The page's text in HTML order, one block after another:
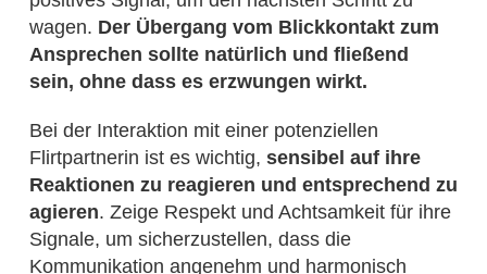
wagen. Der Übergang vom Blickkontakt zum
Ansprechen sollte natürlich und fließend
sein, ohne dass es erzwungen wirkt.
Bei der Interaktion mit einer potenziellen
Flirtpartnerin ist es wichtig, sensibel auf ihre
Reaktionen zu reagieren und entsprechend zu
agieren. Zeige Respekt und Achtsamkeit für ihre
Signale, um sicherzustellen, dass die
Kommunikation angenehm und harmonisch